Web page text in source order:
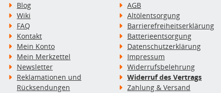
Blog
Wiki
FAQ
Kontakt
Mein Konto
Mein Merkzettel
Newsletter
Reklamationen und
Rücksendungen
AGB
Altölentsorgung
Barrierefreiheitserklärung
Batterieentsorgung
Datenschutzerklärung
Impressum
Widerrufsbelehrung
Widerruf des Vertrags
Zahlung & Versand